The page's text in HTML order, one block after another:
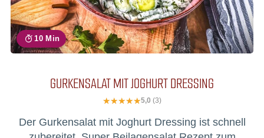
10 Min
GURKENSALAT MIT JOGHURT DRESSING
5,0 (3)
Der Gurkensalat mit Joghurt Dressing ist schnell